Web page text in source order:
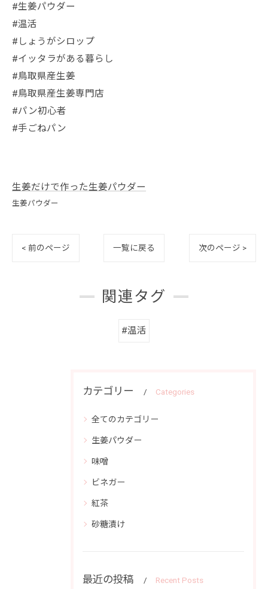
#生姜パウダー
#温活
#しょうがシロップ
#イッタラがある暮らし
#鳥取県産生姜
#鳥取県産生姜専門店
#パン初心者
#手ごねパン
生姜だけで作った生姜パウダー
生姜パウダー
< 前のページ 一覧に戻る 次のページ >
関連タグ
#温活
カテゴリー Categories
全てのカテゴリー
生姜パウダー
味噌
ビネガー
紅茶
砂糖漬け
最近の投稿 Recent Posts